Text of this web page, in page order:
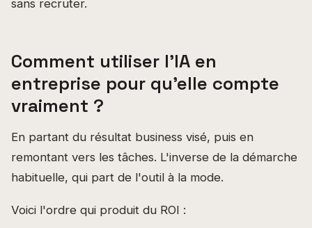
sans recruter.
Comment utiliser l'IA en
entreprise pour qu'elle compte
vraiment ?
En partant du résultat business visé, puis en
remontant vers les tâches. L'inverse de la démarche
habituelle, qui part de l'outil à la mode.
Voici l'ordre qui produit du ROI :